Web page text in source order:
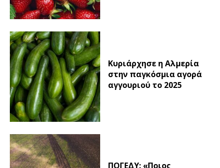
Κυριάρχησε η Αλμερία
στην παγκόσμια αγορά
αγγουριού το 2025
ΠΟΓΕΔΥ: «Ποιος